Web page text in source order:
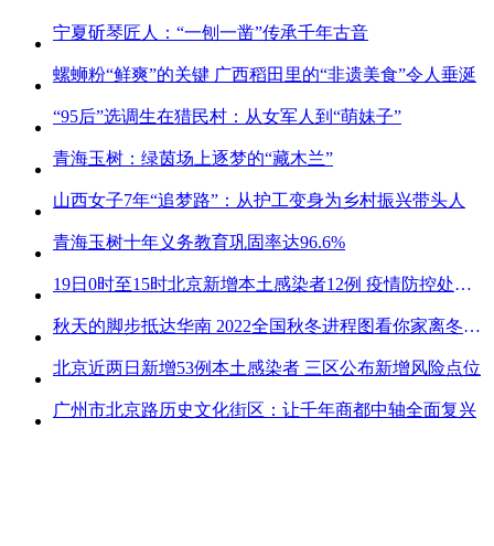
宁夏斫琴匠人：“一刨一凿”传承千年古音
螺蛳粉“鲜爽”的关键 广西稻田里的“非遗美食”令人垂涎
“95后”选调生在猎民村：从女军人到“萌妹子”
青海玉树：绿茵场上逐梦的“藏木兰”
山西女子7年“追梦路”：从护工变身为乡村振兴带头人
青海玉树十年义务教育巩固率达96.6%
19日0时至15时北京新增本土感染者12例 疫情防控处关键时刻
秋天的脚步抵达华南 2022全国秋冬进程图看你家离冬天有多远
北京近两日新增53例本土感染者 三区公布新增风险点位
广州市北京路历史文化街区：让千年商都中轴全面复兴